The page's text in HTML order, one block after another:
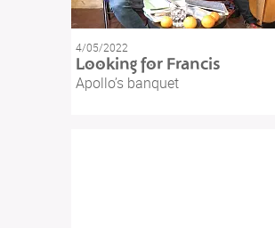
4/05/2022
Looking for Francis
Apollo’s banquet